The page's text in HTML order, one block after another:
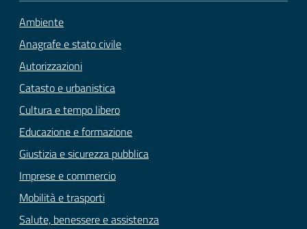
Ambiente
Anagrafe e stato civile
Autorizzazioni
Catasto e urbanistica
Cultura e tempo libero
Educazione e formazione
Giustizia e sicurezza pubblica
Imprese e commercio
Mobilità e trasporti
Salute, benessere e assistenza